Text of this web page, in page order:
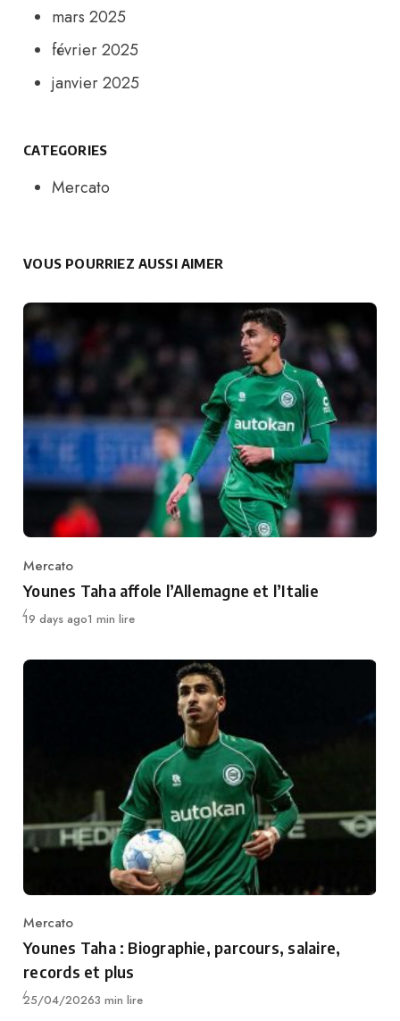
mars 2025
février 2025
janvier 2025
CATEGORIES
Mercato
VOUS POURRIEZ AUSSI AIMER
Category
Mercato
Younes Taha affole l’Allemagne et l’Italie
Publié
19 days ago1 min lire
Category
Mercato
Younes Taha : Biographie, parcours, salaire,
records et plus
Publié
25/04/20263 min lire